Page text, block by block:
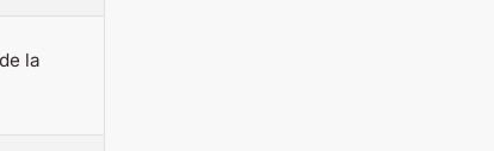
la